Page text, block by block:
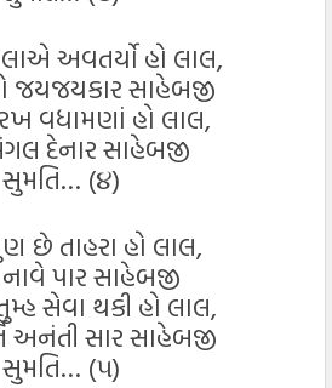
અવતર્યો હો લાલ,
જયજયકાર સાહેબજી
વધામણાં હો લાલ,
દેનાર સાહેબજી
સુમતિ… (૪)
તાહરા હો લાલ,
પાર સાહેબજી
સેવા થકી હો લાલ,
અનંતી સાર સાહેબજી
સુમતિ… (૫)